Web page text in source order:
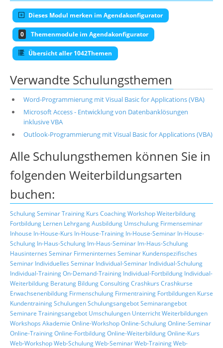
Dieses Modul merken im Agendakonfigurator
0 Themenmodule im Agendakonfigurator
Übersicht aller 1042Themen
Verwandte Schulungsthemen
Word-Programmierung mit Visual Basic for Applications (VBA)
Microsoft Access - Entwicklung von Datenbanklösungen
inklusive VBA
Outlook-Programmierung mit Visual Basic for Applications (VBA)
Alle Schulungsthemen können Sie in
folgenden Weiterbildungsarten
buchen:
SchulungSeminarTraining Kurs CoachingWorkshopWeiterbildung
Fortbildung Lernen LehrgangAusbildung Umschulung Firmenseminar
Inhouse In-House-Kurs In-House-Training In-House-Seminar In-House-
Schulung In-Haus-Schulung Im-Haus-Seminar Im-Haus-Schulung
Hausinternes Seminar Firmeninternes Seminar Kundenspezifisches
Seminar Individuelles Seminar Individual-Seminar Individual-Schulung
Individual-TrainingOn-Demand-Training Individual-Fortbildung Individual-
Weiterbildung Beratung BildungConsultingCrashkurs Crashkurse
Erwachsenenbildung Firmenschulung Firmentraining Fortbildungen Kurse
KundentrainingSchulungenSchulungsangebotSeminarangebot
Seminare Trainingsangebot Umschulungen UnterrichtWeiterbildungen
Workshops Akademie Online-WorkshopOnline-SchulungOnline-Seminar
Online-TrainingOnline-FortbildungOnline-WeiterbildungOnline-Kurs
Web-WorkshopWeb-SchulungWeb-SeminarWeb-TrainingWeb-